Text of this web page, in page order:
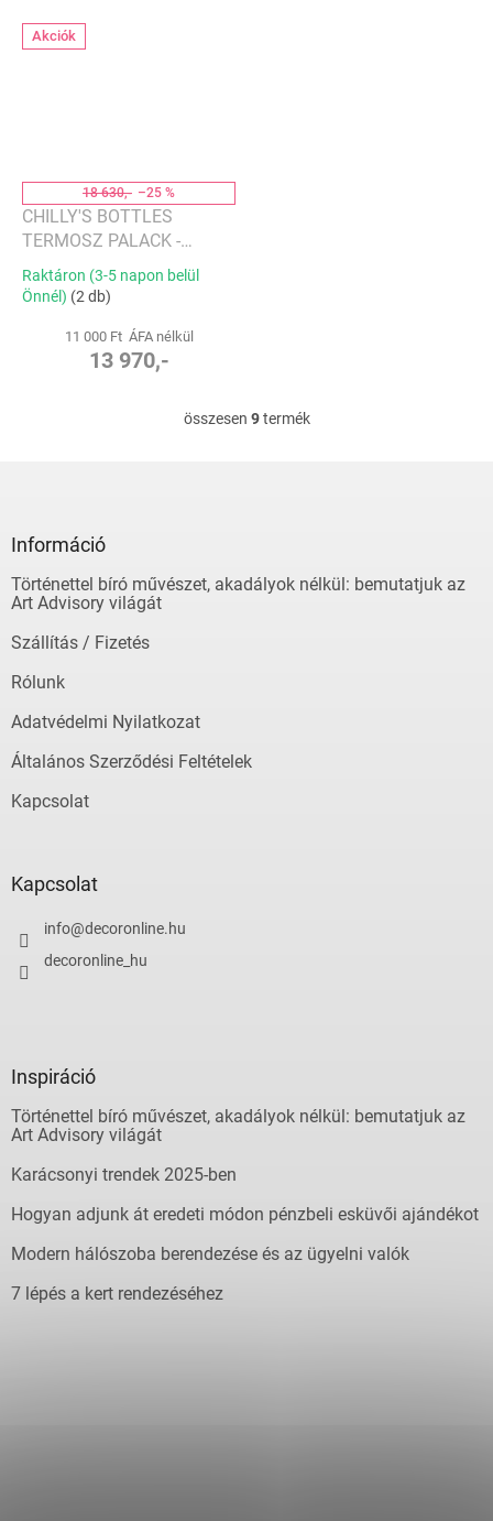
Akciók
18 630,- –25 %
CHILLY'S BOTTLES
TERMOSZ PALACK -
FEKETE MÉLYSÉG 500 ML,
SERIES 2 FLIP EDITION
Raktáron (3-5 napon belül
Önnél) (2 db)
11 000 Ft ÁFA nélkül
13 970,-
L
á
n
e
összesen 9termék
Információ
Történettel bíró művészet, akadályok nélkül: bemutatjuk az
Art Advisory világát
Szállítás / Fizetés
Rólunk
Adatvédelmi Nyilatkozat
Általános Szerződési Feltételek
Kapcsolat
Kapcsolat
info@decoronline.hu
decoronline_hu
Inspiráció
Történettel bíró művészet, akadályok nélkül: bemutatjuk az
Art Advisory világát
Karácsonyi trendek 2025-ben
Hogyan adjunk át eredeti módon pénzbeli esküvői ajándékot
Modern hálószoba berendezése és az ügyelni valók
7 lépés a kert rendezéséhez